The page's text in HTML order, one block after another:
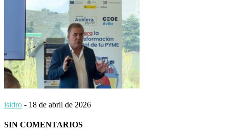
isidro - 18 de abril de 2026
SIN COMENTARIOS